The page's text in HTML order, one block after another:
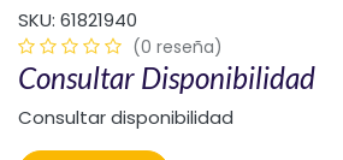
SKU: 61821940
(0 reseña)
Consultar Disponibilidad
Consultar disponibilidad